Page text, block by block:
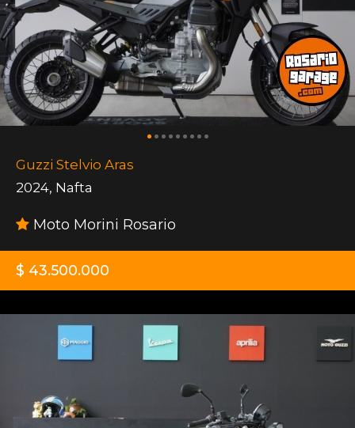
Guzzi Stelvio Aras
2024, Nafta
Moto Morini Rosario
$ 43.500.000